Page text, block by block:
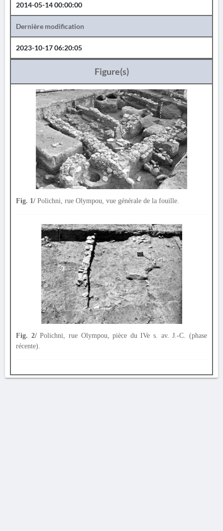
2014-05-14 00:00:00
Dernière modification
2023-10-17 06:20:05
Figure(s)
Fig. 1/ Polichni, rue Olympou, vue générale de la fouille.
Fig. 2/Polichni, rue Olympou, pièce du IVe s. av. J.-C. (phase
récente).